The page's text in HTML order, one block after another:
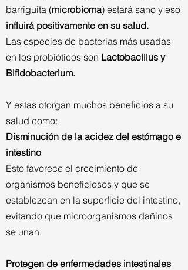
barriguita (microbioma) estará sano y eso
influirá positivamente en su salud.
Las especies de bacterias más usadas
en los probióticos son Lactobacillus y
Bifidobacterium.
Y estas otorgan muchos beneficios a su
salud como:
Disminución de la acidez del estómago e
intestino
Esto favorece el crecimiento de
organismos beneficiosos y que se
establezcan en la superficie del intestino,
evitando que microorganismos dañinos
se unan.
Protegen de enfermedades intestinales